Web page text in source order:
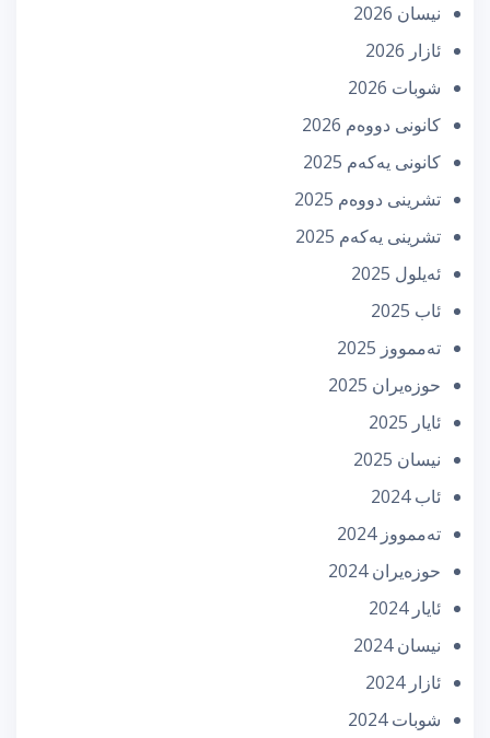
نیسان 2026
ئازار 2026
شوبات 2026
كانونی دووه‌م 2026
كانونی یه‌كه‌م 2025
تشرینی دووه‌م 2025
تشرینی یه‌كه‌م 2025
ئه‌یلول 2025
ئاب 2025
تەممووز 2025
حوزه‌یران 2025
ئایار 2025
نیسان 2025
ئاب 2024
تەممووز 2024
حوزه‌یران 2024
ئایار 2024
نیسان 2024
ئازار 2024
شوبات 2024